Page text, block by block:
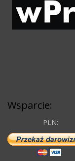
Wsparcie:
PLN: